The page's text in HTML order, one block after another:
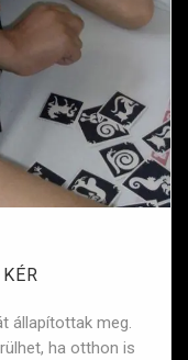
állapítottak meg.
ha otthon is